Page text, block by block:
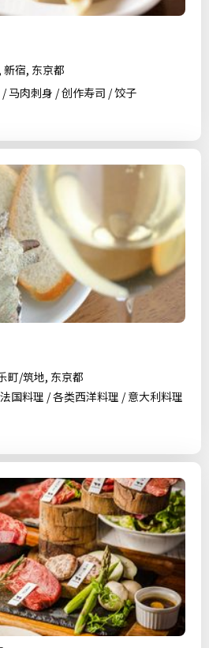
宿, 东京都
马肉刺身 / 创作寿司 / 饺子
町/筑地, 东京都
国料理 / 各类西洋料理 / 意大利料理